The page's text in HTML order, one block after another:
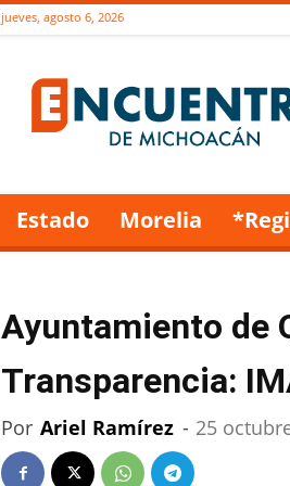
jueves, agosto 6, 2026
de
Michoacán
Estado Morelia
Ayuntamiento de
Transparencia:
Por Ariel Ramírez - 25